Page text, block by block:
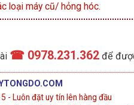
loại máy cũ/ hỏng hóc.
☎ 0978.231.362 để
- Luôn đặt uy tín lên hàng đầu